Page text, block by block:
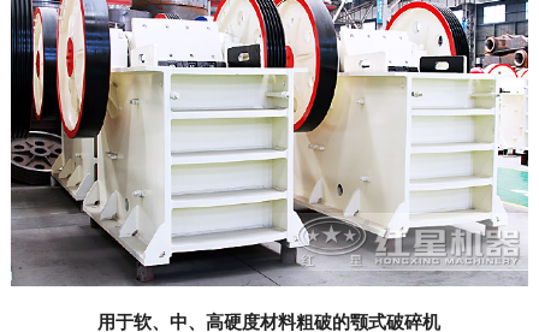
用于软、中、高硬度材料粗破的颚式破碎机